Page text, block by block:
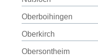
Oberboihingen
Oberkirch
Obersontheim